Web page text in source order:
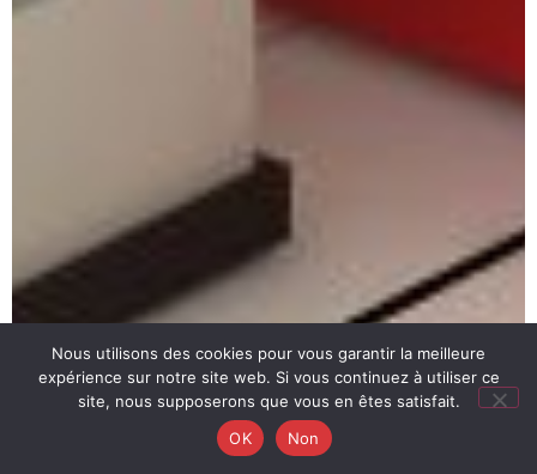
Nous utilisons des cookies pour vous garantir la meilleure
expérience sur notre site web. Si vous continuez à utiliser ce
site, nous supposerons que vous en êtes satisfait.
OK
Non